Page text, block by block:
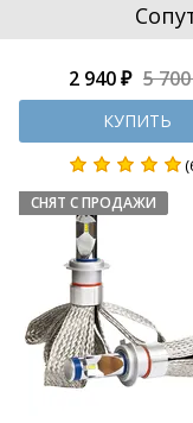
2 940 ₽ 5
КУПИТЬ